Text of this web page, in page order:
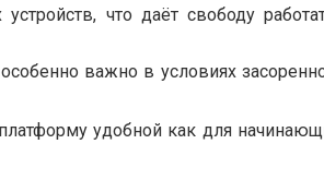
что даёт свободу
важно в условиях
удобной как для